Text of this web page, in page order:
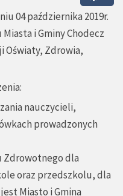
04 października 2019r.
i Gminy Chodecz
Oświaty, Zdrowia,
nauczycieli,
prowadzonych
Zdrowotnego dla
oraz przedszkolu, dla
Miasto i Gmina